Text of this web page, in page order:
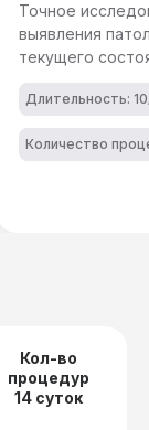
Точное
выявления
текущего
Длительность:
Количество
Кол-во
процедур
14 суток